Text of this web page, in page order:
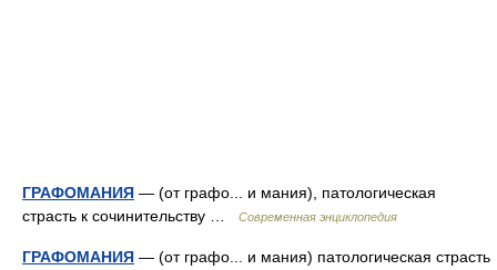
ГРАФОМАНИЯ — (от графо... и мания), патологическая
страсть к сочинительству …
Современная энциклопедия
ГРАФОМАНИЯ — (от графо... и мания) патологическая страсть